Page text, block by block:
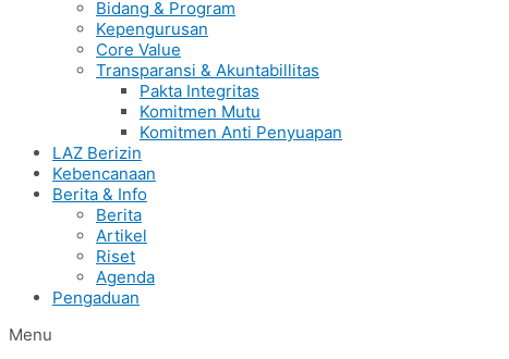
Bidang & Program
Kepengurusan
Core Value
Transparansi & Akuntabillitas
Pakta Integritas
Komitmen Mutu
Komitmen Anti Penyuapan
LAZ Berizin
Kebencanaan
Berita & Info
Berita
Artikel
Riset
Agenda
Pengaduan
Menu